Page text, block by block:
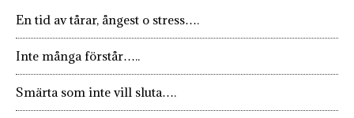
En tid av tårar, ångest o stress….
Inte många förstår…..
Smärta som inte vill sluta….